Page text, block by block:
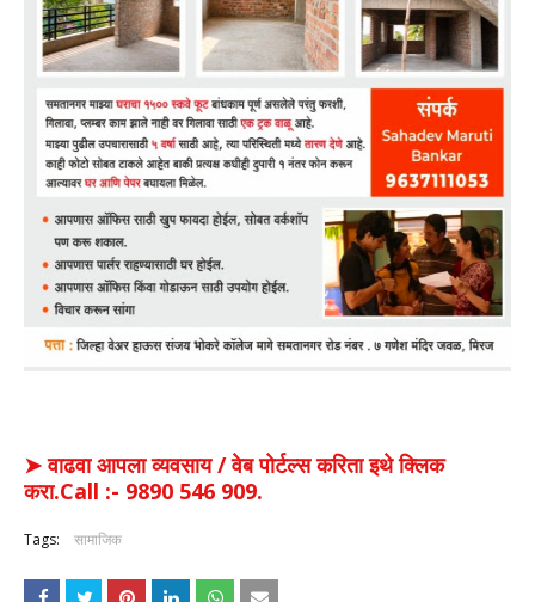
➤ वाढवा आपला व्यवसाय / वेब पोर्टल्स करिता इथे क्लिक
करा.Call :- 9890 546 909.
Tags: सामाजिक